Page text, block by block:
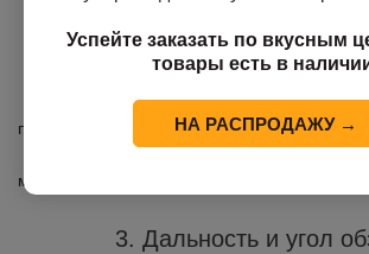
2. Чувствительность
Показывает минимальную разницу
прибор способен зафиксировать.
мелких дефектов утепления и скрытой влаги.
3. Дальность и угол
Успейте заказать по вкусным
товары есть в
НА РАСПРОДАЖУ →